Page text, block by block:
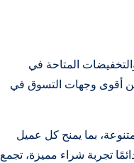
المتاحة في
أقوى وجهات التسوق في
بما يمنح كل عميل
تجربة شراء مميزة، تجمع